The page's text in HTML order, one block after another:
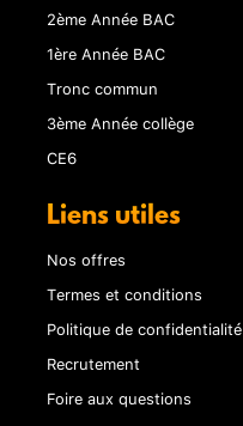
2ème Année BAC
1ère Année BAC
Tronc commun
3ème Année collège
CE6
Liens utiles
Nos offres
Termes et conditions
Politique de confidentialité
Recrutement
Foire aux questions